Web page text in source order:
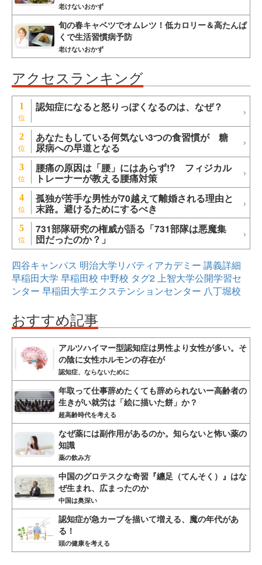
老けないおかず
旬の春キャベツでオムレツ！低カロリー＆高たんぱ
くで生活習慣病予防
老けないおかず
アクセスランキング
1 認知症になると怒りっぽくなるのは、なぜ？
2 あなたもしている何気ない3つの食習慣が 糖
尿病への早道となる
3 腰痛の原因は「腰」にはあらず!? フィジカル
トレーナーが教える腰痛対策
4 孤独が苦手な男性が70越えて離婚される理由と
末路。避けるためにするべき
5 731部隊研究の権威が語る「731部隊は悪魔集
団だったのか？」
四谷キャンパス 明治大学リバティアカデミー 講義詳細
早稲田大学 早稲田校 中野校 タグ2上智大学公開学習セ
ンター 早稲田大学エクステンションセンター 八丁堀校
おすすめ記事
アルツハイマー型認知症は男性より女性が多い。そ
の陰に女性ホルモンの存在が
認知症、ならないために
年取って仕事辞めたくても辞められないー高齢者の
生きがい就労は「絵に描いた餅」か？
超高齢時代を考える
なぜ薬には副作用があるのか。知らないと怖い薬の
知識
薬の飲み方
中国のグロテスクな奇習『纏足（てんそく）』はな
ぜ生まれ、広まったのか
中国は奥深い
認知症が急カーブを描いて増える、魔の年代があ
る！
頭の健康を考える